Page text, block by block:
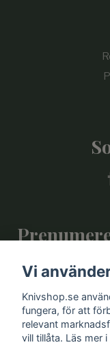
Vi
Knivshop.se
fungera, för att
relevant
vill tillåta. Läs mer i